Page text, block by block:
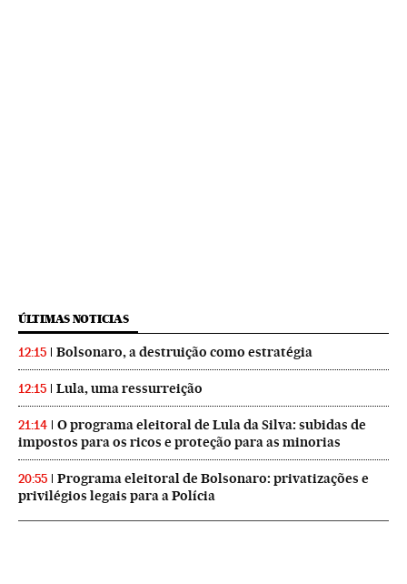
ÚLTIMAS NOTICIAS
12:15 Bolsonaro, a destruição como estratégia
12:15 Lula, uma ressurreição
21:14
O programa eleitoral de Lula da Silva: subidas de
impostos para os ricos e proteção para as minorias
20:55
Programa eleitoral de Bolsonaro: privatizações e
privilégios legais para a Polícia